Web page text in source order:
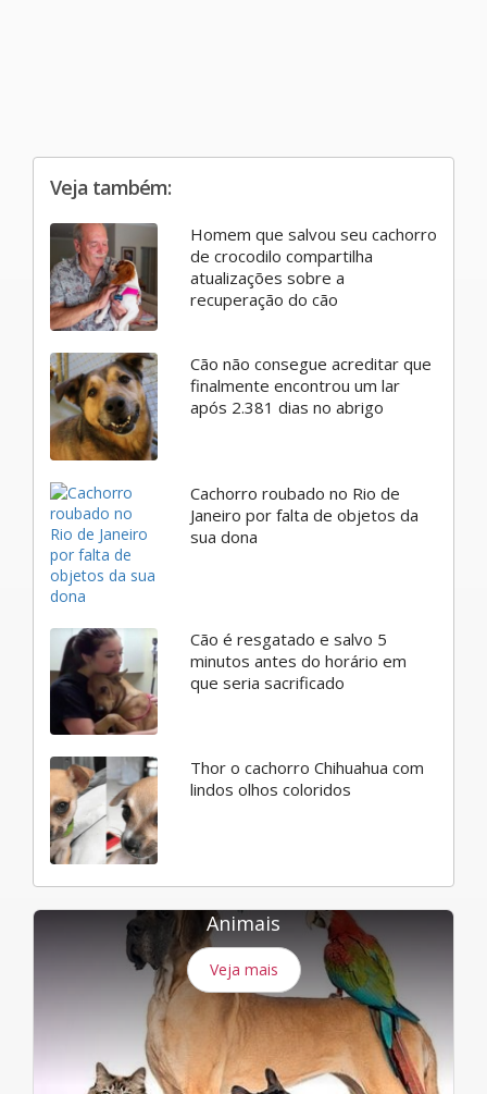
Veja também:
Homem que salvou seu cachorro
de crocodilo compartilha
atualizações sobre a
recuperação do cão
Cão não consegue acreditar que
finalmente encontrou um lar
após 2.381 dias no abrigo
Cachorro roubado no Rio de
Janeiro por falta de objetos da
sua dona
Cão é resgatado e salvo 5
minutos antes do horário em
que seria sacrificado
Thor o cachorro Chihuahua com
lindos olhos coloridos
Animais
Veja mais